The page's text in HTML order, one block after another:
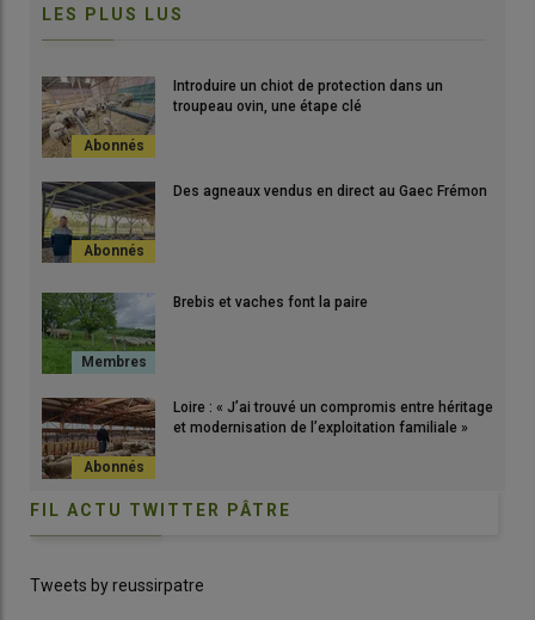
LES PLUS LUS
Introduire un chiot de protection dans un
troupeau ovin, une étape clé
Des agneaux vendus en direct au Gaec Frémon
Brebis et vaches font la paire
Loire : « J’ai trouvé un compromis entre héritage
et modernisation de l’exploitation familiale »
FIL ACTU TWITTER PÂTRE
Tweets by reussirpatre